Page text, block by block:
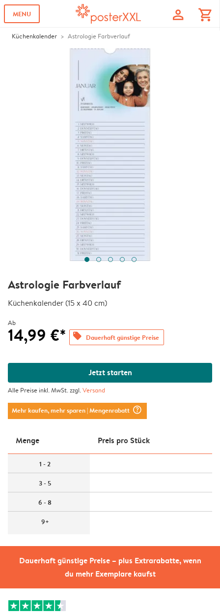
MENU profile shopping_cart
Küchenkalender Astrologie Farbverlauf
Dauerhaft günstige Preise – plus Extrarabatte, wenn
du mehr Exemplare kaufst
Astrologie Farbverlauf
Küchenkalender (15 x 40 cm)
Ab
14,99 €* offers Dauerhaft günstige Preise
Jetzt starten
Alle Preise inkl. MwSt. zzgl.Versand
Mehr kaufen, mehr sparen| Mengenrabatt question_mark_circle
Menge Preis pro Stück
1 - 2
3 - 5
6 - 8
9+